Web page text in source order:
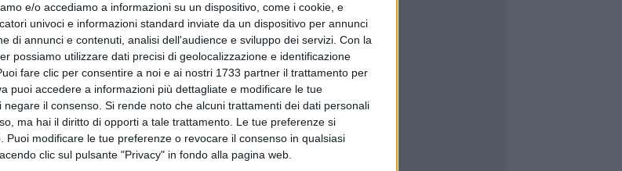
e/o accediamo a informazioni su un dispositivo, come i cookie, e
univoci e informazioni standard inviate da un dispositivo per annunci
di annunci e contenuti, analisi dell'audience e sviluppo dei servizi. Con la
possiamo utilizzare dati precisi di geolocalizzazione e identificazione
fare clic per consentire a noi e ai nostri 1733 partner il trattamento per
puoi accedere a informazioni più dettagliate e modificare le tue
il consenso. Si rende noto che alcuni trattamenti dei dati personali
ma hai il diritto di opporti a tale trattamento. Le tue preferenze si
Puoi modificare le tue preferenze o revocare il consenso in qualsiasi
clic sul pulsante "Privacy" in fondo alla pagina web.